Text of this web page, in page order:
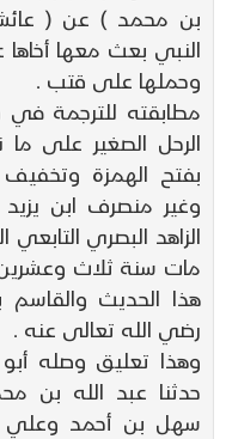
بن محمد ) عن (
النبي بعث معها أخاها
وحملها على قتب .
مطابقته للترجمة
الرحل الصغير على ما
بفتح الهمزة وتخفيف
وغير منصرف ابن يزيد
الزاهد البصري التابعي
مات سنة ثلاث وعشرين
هذا الحديث
رضي الله تعالى عنه .
وهذا تعليق وصله
حدثنا عبد الله بن
سهل بن أحمد وعلي